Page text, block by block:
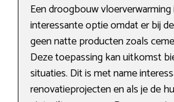
Een droogbouw
interessante optie omdat er bij
geen natte producten zoals
Deze toepassing kan uitkomst
situaties. Dit is met name
renovatieprojecten en als je de